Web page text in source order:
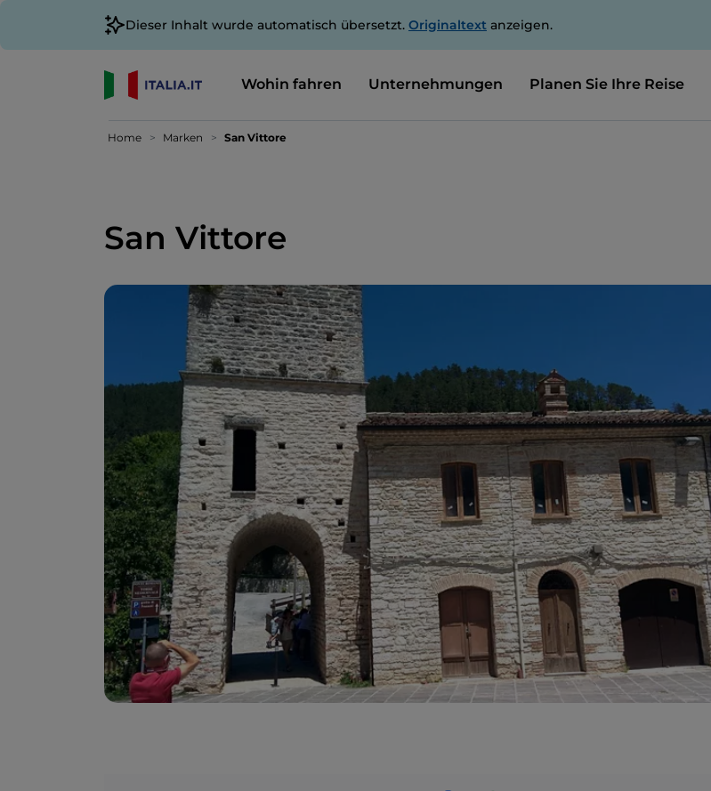
Dieser Inhalt wurde automatisch übersetzt. Originaltext anzeigen.
Wohin fahren Unternehmungen Planen Sie Ihre Reise
Home Marken San Vittore
San Vittore